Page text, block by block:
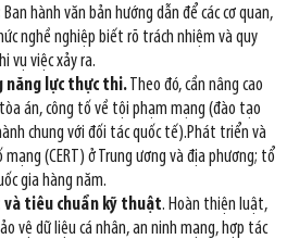
hành văn bản hướng dẫn để các cơ quan,
nghề nghiệp biết rõ trách nhiệm và quy
vụ việc xảy ra.
năng lực thực thi.Theo đó, cần nâng cao
án, công tố về tội phạm mạng (đào tạo
chung với đối tác quốc tế).Phát triển và
(CERT) ở Trung ương và địa phương; tổ
gia hàng năm.
và tiêu chuẩn kỹ thuật. Hoàn thiện luật,
vệ dữ liệu cá nhân, an ninh mạng, hợp tác